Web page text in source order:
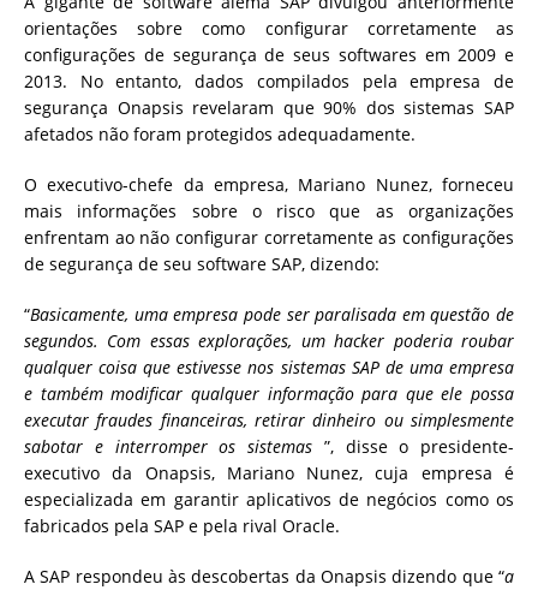
orientações sobre como configurar corretamente as
configurações de segurança de seus softwares em 2009 e
2013. No entanto, dados compilados pela empresa de
segurança Onapsis revelaram que 90% dos sistemas SAP
afetados não foram protegidos adequadamente.
O executivo-chefe da empresa, Mariano Nunez, forneceu
mais informações sobre o risco que as organizações
enfrentam ao não configurar corretamente as configurações
de segurança de seu software SAP, dizendo:
“Basicamente, uma empresa pode ser paralisada em questão de
segundos. Com essas explorações, um hacker poderia roubar
qualquer coisa que estivesse nos sistemas SAP de uma empresa
e também modificar qualquer informação para que ele possa
executar fraudes financeiras, retirar dinheiro ou simplesmente
sabotar e interromper os sistemas ”, disse o presidente-
executivo da Onapsis, Mariano Nunez, cuja empresa é
especializada em garantir aplicativos de negócios como os
fabricados pela SAP e pela rival Oracle.
A SAP respondeu às descobertas da Onapsis dizendo que “a